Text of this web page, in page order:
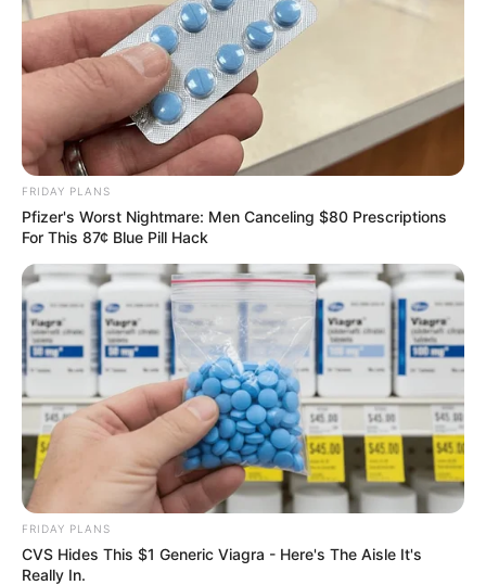
FRIDAY PLANS
Pfizer's Worst Nightmare: Men Canceling $80 Prescriptions
For This 87¢ Blue Pill Hack
FRIDAY PLANS
CVS Hides This $1 Generic Viagra - Here's The Aisle It's
Really In.